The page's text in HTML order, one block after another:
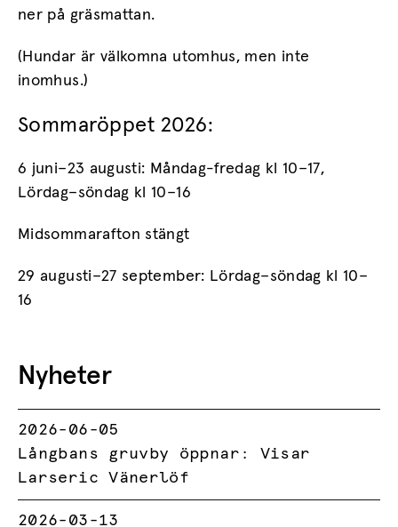
ner på gräsmattan.
(Hundar är välkomna utomhus, men inte
inomhus.)
Sommaröppet 2026:
6 juni–23 augusti: Måndag-fredag kl 10–17,
Lördag–söndag kl 10–16
Midsommarafton stängt
29 augusti–27 september: Lördag–söndag kl 10–
16
Nyheter
2026-06-05
Långbans gruvby öppnar: Visar
Larseric Vänerlöf
2026-03-13